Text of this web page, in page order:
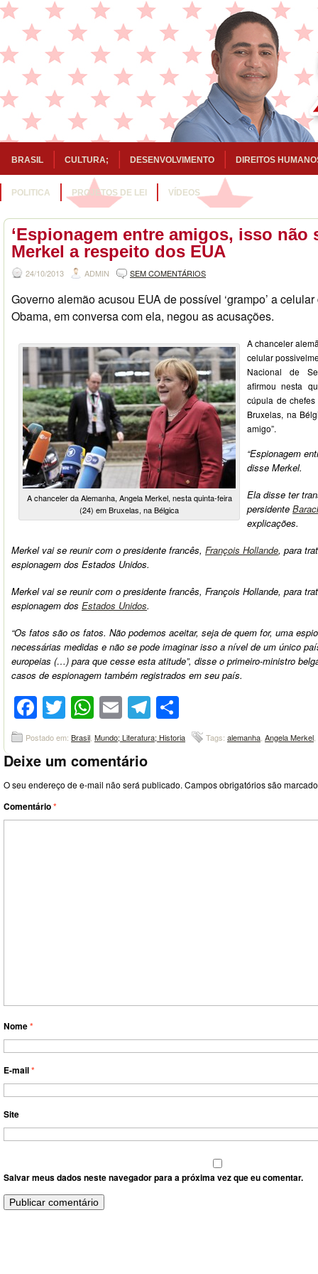
BRASIL CULTURA; DESENVOLVIMENTO DIREITOS
POLITICA PROJETOS DE LEI VÍDEOS
‘Espionagem entre amigos, isso não
Merkel a respeito dos EUA
24/10/2013 ADMIN SEM COMENTÁRIOS
Governo alemão acusou EUA de possível ‘grampo’ a
Obama, em conversa com ela, negou as acusações.
A chanceler da Alemanha, Angela Merkel, nesta quinta-feira
(24) em Bruxelas, na Bélgica
A chanceler
celular
Nacional de
afirmou nesta
cúpula de
Bruxelas, na
amigo”.
“Espionagem
disse Merkel.
Ela disse ter
persidente
explicações.
Merkel vai se reunir com o presidente francês, François Hollande, para
espionagem dos Estados Unidos.
Merkel vai se reunir com o presidente francês, François Hollande, para
espionagem dos Estados Unidos.
“Os fatos são os fatos. Não podemos aceitar, seja de quem for, uma
necessárias medidas e não se pode imaginar isso a nível de um único
europeias (…) para que cesse esta atitude”, disse o primeiro-ministro
casos de espionagem também registrados em seu país.
Facebook
Twitter
WhatsApp
EmailTelegram
Postado em: Brasil Mundo; Literatura; Historia Tags: alemanha Angela Merkel
Deixe um comentário
O seu endereço de e-mail não será publicado. Campos obrigatórios são
Comentário*
Nome*
E-mail*
Site
Salvar meus dados neste navegador para a próxima vez que eu comentar.